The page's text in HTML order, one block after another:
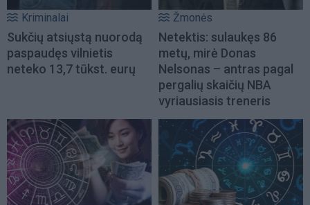
Kriminalai
Sukčių atsiųstą nuorodą
paspaudęs vilnietis
neteko 13,7 tūkst. eurų
Žmonės
Netektis: sulaukęs 86
metų, mirė Donas
Nelsonas – antras pagal
pergalių skaičių NBA
vyriausiasis treneris